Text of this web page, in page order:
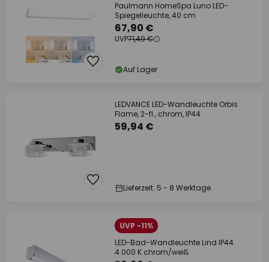
Paulmann HomeSpa Luno LED-
Spiegelleuchte, 40 cm
67,90 €
UVP71,49 €
Auf Lager
LEDVANCE LED-Wandleuchte Orbis
Flame, 2-fl., chrom, IP44
59,94 €
Lieferzeit: 5 - 8 Werktage
UVP -11%
LED-Bad-Wandleuchte Lind IP44
4.000 K chrom/weiß